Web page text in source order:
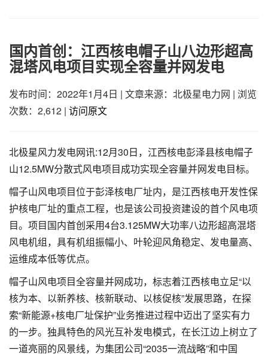
国内首创：江西核电帽子山八边形超高
混塔风电项目实现全容量并网发电
发布时间：2022年1月4日 | 文章来源：北极星电力网 | 浏览
次数：2,612 | 访问原文
北极星风力发电网讯:12月30日，江西核电彭泽县核电帽子
山12.5MW分散式风电项目成功实现全容量并网发电目标。
帽子山风电项目位于彭泽核电厂址内，是江西核电开发性保
护核电厂址的重点工程，也是该公司投资建设的首个风电项
目。项目国内首创采用4台3.125MW大功率八边形超高混塔
风电机组，具有机组振幅小、叶轮迎风角稳定、发电量高、
运维成本低等优点。
帽子山风电项目全容量并网成功，标志着江西核电立足“以
核为本、以新养核、核新联动、以核促核”发展思路，在探
索“新能源+核电厂址保护”业务推进过程中迈出了坚实有力
的一步。独具特色的风光互补发电模式，在长江边上树立了
一道亮丽的风景线，为集团公司“2035一流战略”和中国